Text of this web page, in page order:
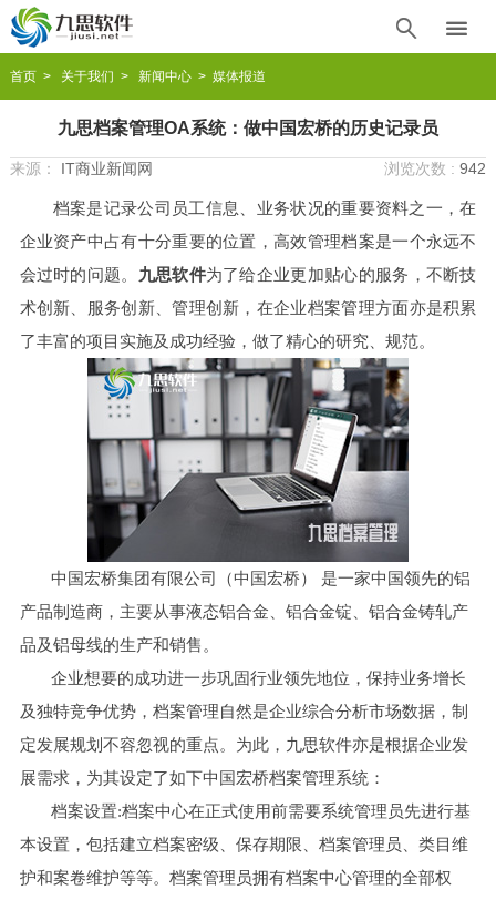
 
首页> 关于我们 > 新闻中心> 媒体报道
九思档案管理OA系统：做中国宏桥的历史记录员
来源： IT商业新闻网 浏览次数 :942
档案是记录公司员工信息、业务状况的重要资料之一，在
企业资产中占有十分重要的位置，高效管理档案是一个永远不
会过时的问题。 九思软件为了给企业更加贴心的服务，不断技
术创新、服务创新、管理创新，在企业档案管理方面亦是积累
了丰富的项目实施及成功经验，做了精心的研究、规范。
中国宏桥集团有限公司（中国宏桥）
是一家中国领先的铝
产品制造商，主要从事液态铝合金、铝合金锭、铝合金铸轧产
品及铝母线的生产和销售。
企业想要的成功进一步巩固行业领先地位，保持业务增长
及独特竞争优势，档案管理自然是企业综合分析市场数据，制
定发展规划不容忽视的重点。为此，九思软件亦是根据企业发
展需求，为其设定了如下中国宏桥档案管理系统：
档案设置:档案中心在正式使用前需要系统管理员先进行基
本设置，包括建立档案密级、保存期限、档案管理员、类目维
护和案卷维护等等。档案管理员拥有档案中心管理的全部权